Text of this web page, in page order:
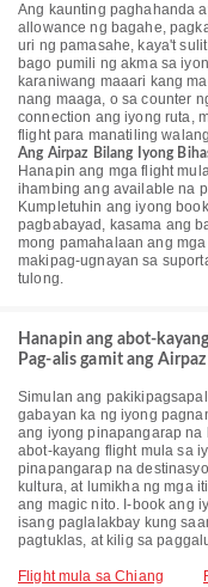
Ang kaunting paghahanda
allowance ng bagahe,
uri ng pamasahe, kaya't
bago pumili ng akma sa
karaniwang maaari kang
nang maaga, o sa counter
connection ang iyong ruta,
flight para manatiling
Ang Airpaz Bilang Iyong
Hanapin ang mga flight
ihambing ang available na
Kumpletuhin ang iyong
pagbabayad, kasama ang
mong pamahalaan ang
makipag-ugnayan sa
tulong.
Hanapin ang abot-
Pag-alis gamit ang Airpaz
Simulan ang
gabayan ka ng iyong
ang iyong pinapangarap na
abot-kayang flight mula sa
pinapangarap na
kultura, at lumikha ng mga
ang magic nito. I-book ang
isang paglalakbay kung
pagtuklas, at kilig sa
Flight mula sa Chiang